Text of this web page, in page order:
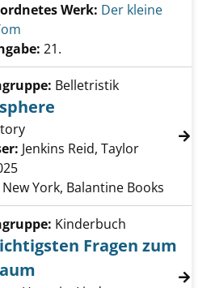
Werk: Der kleine
21.
von Atmosphere anzeigen
Belletristik
Jenkins Reid, Taylor
New York, Balantine Books
von Die wichtigsten
Kinderbuch
Fragen zum